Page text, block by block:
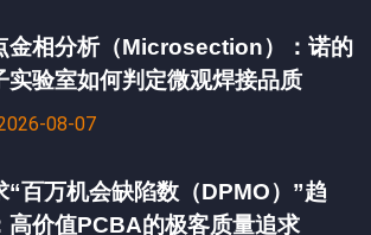
金相分析（Microsection）：诺的
实验室如何判定微观焊接品质
08-07
“百万机会缺陷数（DPMO）”趋
高价值PCBA的极客质量追求